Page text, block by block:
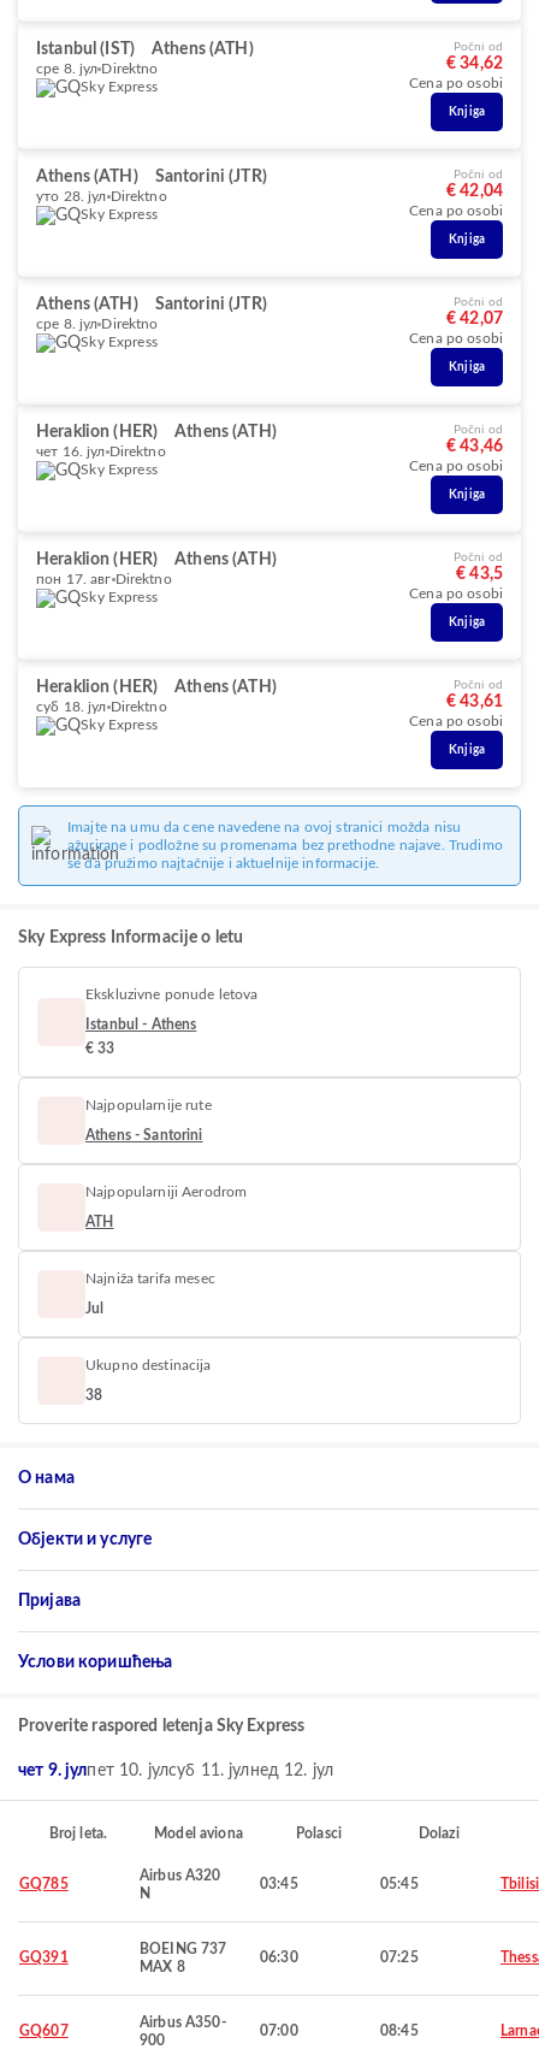
Istanbul (IST) Athens (ATH)
сре 8. јул Direktno
Sky Express
Počni od
€ 34,62
Cena po osobi
Knjiga
Athens (ATH) Santorini (JTR)
уто 28. јул Direktno
Sky Express
Počni od
€ 42,04
Cena po osobi
Knjiga
Athens (ATH) Santorini (JTR)
сре 8. јул Direktno
Sky Express
Počni od
€ 42,07
Cena po osobi
Knjiga
Heraklion (HER) Athens (ATH)
чет 16. јул Direktno
Sky Express
Počni od
€ 43,46
Cena po osobi
Knjiga
Heraklion (HER) Athens (ATH)
пон 17. авг Direktno
Sky Express
Počni od
€ 43,5
Cena po osobi
Knjiga
Heraklion (HER) Athens (ATH)
суб 18. јул Direktno
Sky Express
Počni od
€ 43,61
Cena po osobi
Knjiga
Imajte na umu da cene navedene na ovoj stranici možda nisu
ažurirane i podložne su promenama bez prethodne najave. Trudimo
se da pružimo najtačnije i aktuelnije informacije.
Sky Express Informacije o letu
Ekskluzivne ponude letova
Istanbul - Athens
€ 33
Najpopularnije rute
Athens - Santorini
Najpopularniji Aerodrom
ATH
Najniža tarifa mesec
Jul
Ukupno destinacija
38
О нама
Објекти и услуге
Пријава
Услови коришћења
Proverite raspored letenja Sky Express
чет 9. јулпет 10. јулсуб 11. јулнед 12. јул
Broj leta. Model aviona Polasci Dolazi
GQ785
Airbus A320
N
03:45 05:45 Tbilisi
GQ391
BOEING 737
MAX 8
06:30 07:25
GQ607
Airbus A350-
900
07:00 08:45